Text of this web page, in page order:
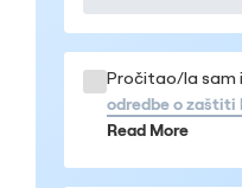
Pročitao/la sam
odredbe o
da se moji
bolnice
Read More